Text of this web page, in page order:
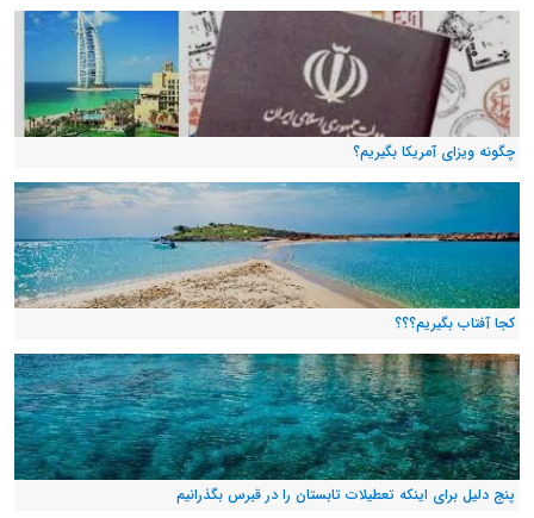
چگونه ویزای آمریکا بگیریم؟
کجا آفتاب بگیریم؟؟؟
پنج دلیل برای اینکه تعطیلات تابستان را در قبرس بگذرانیم